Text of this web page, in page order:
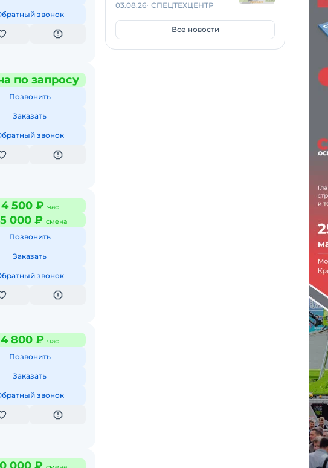
звонок
по запросу
Позвонить
Заказать
звонок
4 500 ₽ час
000 ₽ смена
Позвонить
Заказать
звонок
4 800 ₽ час
Позвонить
Заказать
звонок
03.08.26 СПЕЦТЕХЦЕНТР
Все новости